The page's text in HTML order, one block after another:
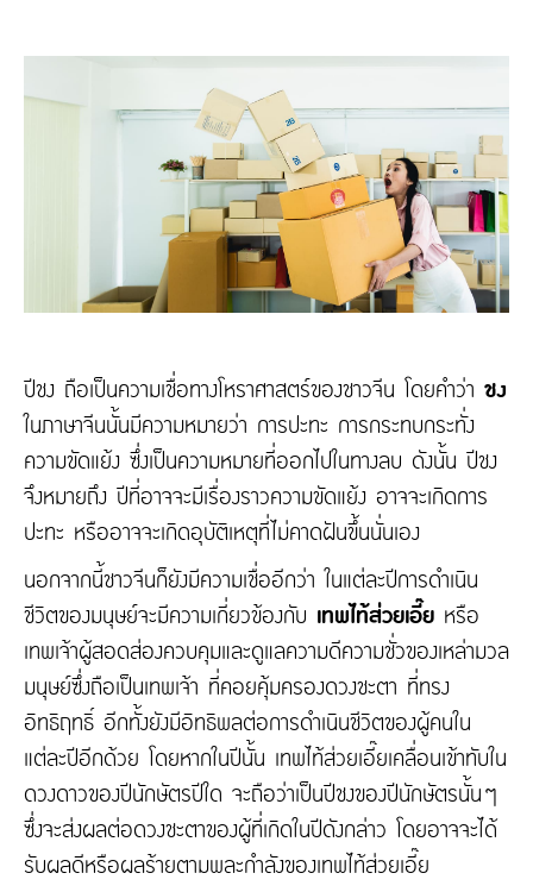
ปีชง ถือเป็นความเชื่อทางโหราศาสตร์ของชาวจีน โดยคำว่า ชง
ในภาษาจีนนั้นมีความหมายว่า การปะทะ การกระทบกระทั่ง
ความขัดแย้ง ซึ่งเป็นความหมายที่ออกไปในทางลบ ดังนั้น ปีชง
จึงหมายถึง ปีที่อาจจะมีเรื่องราวความขัดแย้ง อาจจะเกิดการ
ปะทะ หรืออาจจะเกิดอุบัติเหตุที่ไม่คาดฝันขึ้นนั่นเอง
นอกจากนี้ชาวจีนก็ยังมีความเชื่ออีกว่า ในแต่ละปีการดำเนิน
ชีวิตของมนุษย์จะมีความเกี่ยวข้องกับ เทพไท้ส่วยเอี๊ย หรือ
เทพเจ้าผู้สอดส่องควบคุมและดูแลความดีความชั่วของเหล่ามวล
มนุษย์ซึ่งถือเป็นเทพเจ้า ที่คอยคุ้มครองดวงชะตา ที่ทรง
อิทธิฤทธิ์ อีกทั้งยังมีอิทธิพลต่อการดำเนินชีวิตของผู้คนใน
แต่ละปีอีกด้วย โดยหากในปีนั้น เทพไท้ส่วยเอี๊ยเคลื่อนเข้าทับใน
ดวงดาวของปีนักษัตรปีใด จะถือว่าเป็นปีชงของปีนักษัตรนั้นๆ
ซึ่งจะส่งผลต่อดวงชะตาของผู้ที่เกิดในปีดังกล่าว โดยอาจจะได้
รับผลดีหรือผลร้ายตามพละกำลังของเทพไท้ส่วยเอี๊ย